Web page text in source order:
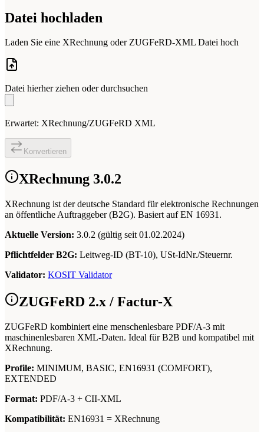
Datei hochladen
Laden Sie eine XRechnung oder ZUGFeRD-XML Datei hoch
Datei hierher ziehen oderdurchsuchen
Erwartet: XRechnung/ZUGFeRD XML
Konvertieren
XRechnung 3.0.2
XRechnung ist der deutsche Standard für elektronische Rechnungen
an öffentliche Auftraggeber (B2G). Basiert auf EN 16931.
Aktuelle Version: 3.0.2 (gültig seit 01.02.2024)
Pflichtfelder B2G: Leitweg-ID (BT-10), USt-IdNr./Steuernr.
Validator: KOSIT Validator
ZUGFeRD 2.x / Factur-X
ZUGFeRD kombiniert eine menschenlesbare PDF/A-3 mit
maschinenlesbaren XML-Daten. Ideal für B2B und kompatibel mit
XRechnung.
Profile: MINIMUM, BASIC, EN16931 (COMFORT),
EXTENDED
Format: PDF/A-3 + CII-XML
Kompatibilität: EN16931 = XRechnung